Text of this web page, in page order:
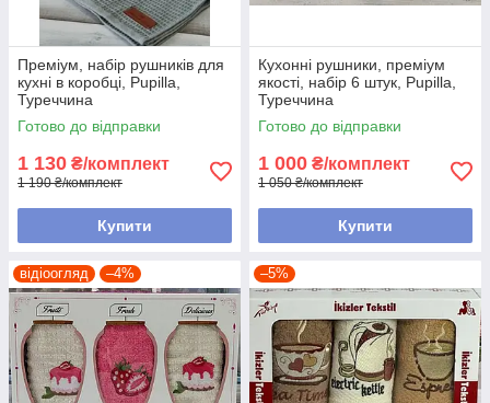
Преміум, набір рушників для
кухні в коробці, Pupilla,
Туреччина
Готово до відправки
1 130 ₴/комплект
1 190 ₴/комплект
Купити
Кухонні рушники, преміум
якості, набір 6 штук, Pupilla,
Туреччина
Готово до відправки
1 000 ₴/комплект
1 050 ₴/комплект
Купити
відіоогляд –4% –5%